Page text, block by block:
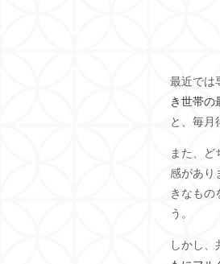
最近では
き世帯の
と、毎月
また、
感があり
きなもの
う。
しかし、